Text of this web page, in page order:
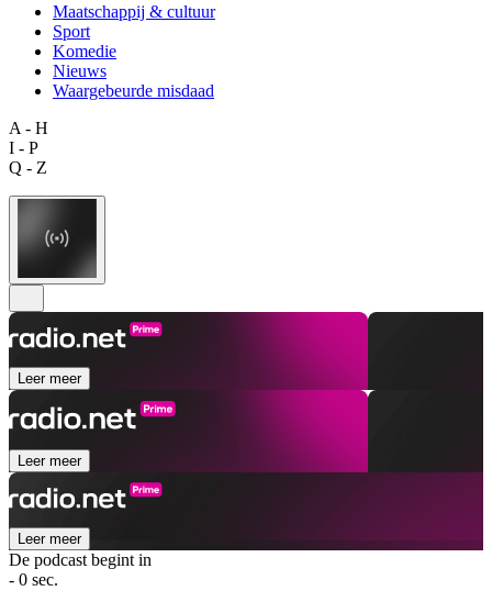
Maatschappij & cultuur
Sport
Komedie
Nieuws
Waargebeurde misdaad
A - H
I - P
Q - Z
Leer meer
Leer meer
Leer meer
De podcast begint in
- 0 sec.